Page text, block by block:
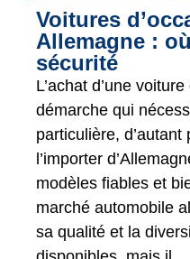
Voitures
Allemagne :
sécurité
L’achat d’une
démarche qui
particulière, d’autant
l’importer
modèles fiables et
marché automobile
sa qualité et la